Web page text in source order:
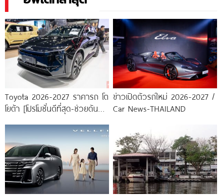
Toyota 2026-2027 ราคารถ โต
โยต้า [โปรโมชั่นดีที่สุด-ช่วยดันทุก
ข่าวเปิดตัวรถใหม่ 2026-2027 /
Car News-THAILAND